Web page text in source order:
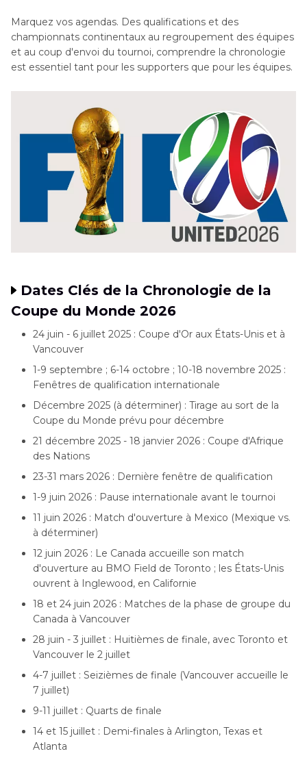
Partie 3. Où Obtenir des Billets pour la Coupe
du Monde 2026 ?
Partie 4. Quel Est le Format de la Coupe du
. Conseils Bonus : Comment Améliorer
les Vidéos de la Coupe du Monde en 8K/4K
. Questions Fréquemment Posées sur la
Coupe du Monde 2026
Marquez vos agendas. Des qualifications et des
championnats continentaux au regroupement des équipes
et au coup d'envoi du tournoi, comprendre la chronologie
est essentiel tant pour les supporters que pour les équipes.
Dates Clés de la Chronologie de la
Coupe du Monde 2026
24 juin - 6 juillet 2025 : Coupe d'Or aux États-Unis et à
Vancouver
1-9 septembre ; 6-14 octobre ; 10-18 novembre 2025 :
Fenêtres de qualification internationale
Décembre 2025 (à déterminer) : Tirage au sort de la
Coupe du Monde prévu pour décembre
21 décembre 2025 - 18 janvier 2026 : Coupe d'Afrique
des Nations
23-31 mars 2026 : Dernière fenêtre de qualification
1-9 juin 2026 : Pause internationale avant le tournoi
11 juin 2026 : Match d'ouverture à Mexico (Mexique vs.
à déterminer)
12 juin 2026 : Le Canada accueille son match
d'ouverture au BMO Field de Toronto ; les États-Unis
ouvrent à Inglewood, en Californie
18 et 24 juin 2026 : Matches de la phase de groupe du
Canada à Vancouver
28 juin - 3 juillet : Huitièmes de finale, avec Toronto et
Vancouver le 2 juillet
4-7 juillet : Seizièmes de finale (Vancouver accueille le
7 juillet)
9-11 juillet : Quarts de finale
14 et 15 juillet : Demi-finales à Arlington, Texas et
Atlanta